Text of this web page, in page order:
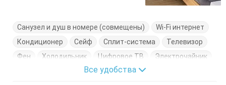
Санузел и душ в номере (совмещены)
Wi-Fi интернет
Кондиционер
Сейф Сплит-система
Телевизор
Фен
Холодильник Цифровое ТВ
Электрочайник
Кровать двуспальная Посуда
Все удобства